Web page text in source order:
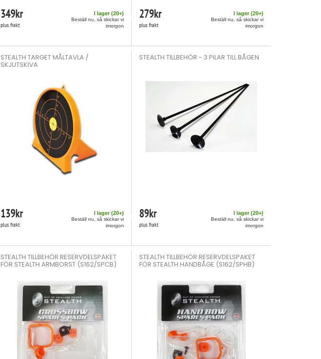
349kr
plus frakt
I lager (20+)
Beställ nu, så skickar vi
imorgon
279kr
plus frakt
I lager (20+)
Beställ nu, så skickar vi
imorgon
STEALTH TARGET MÅLTAVLA /
SKJUTSKIVA
139kr
plus frakt
I lager (20+)
Beställ nu, så skickar vi
imorgon
STEALTH TILLBEHÖR - 3 PILAR TILL BÅGEN
89kr
plus frakt
I lager (20+)
Beställ nu, så skickar vi
imorgon
STEALTH TILLBEHÖR RESERVDELSPAKET
FÖR STEALTH ARMBORST (S162/SPCB)
STEALTH TILLBEHÖR RESERVDELSPAKET
FÖR STEALTH HANDBÅGE (S162/SPHB)